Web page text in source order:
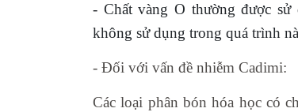
- Chất vàng O thường được sử
không sử dụng trong quá trình
- Đối với vấn đề nhiễm Cadimi:
Các loại phân bón hóa học có